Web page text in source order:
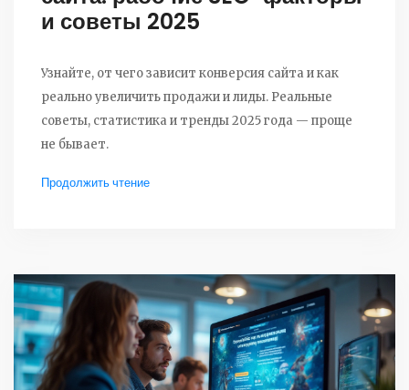
и советы 2025
Узнайте, от чего зависит конверсия сайта и как
реально увеличить продажи и лиды. Реальные
советы, статистика и тренды 2025 года — проще
не бывает.
Продолжить чтение